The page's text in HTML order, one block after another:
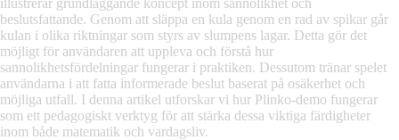
beslutsfattande. Genom att släppa en kula genom en rad av spikar går
kulan i olika riktningar som styrs av slumpens lagar. Detta gör det
möjligt för användaren att uppleva och förstå hur
sannolikhetsfördelningar fungerar i praktiken. Dessutom tränar spelet
användarna i att fatta informerade beslut baserat på osäkerhet och
möjliga utfall. I denna artikel utforskar vi hur Plinko-demo fungerar
som ett pedagogiskt verktyg för att stärka dessa viktiga färdigheter
inom både matematik och vardagsliv.